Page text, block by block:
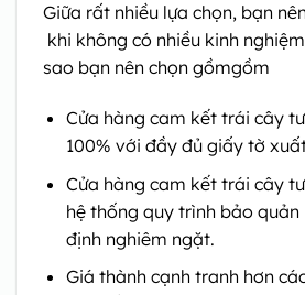
Giữa rất nhiều lựa chọn, bạn
khi không có nhiều kinh
sao bạn nên chọn gồmgồm
Cửa hàng cam kết trái cây
100% với đầy đủ giấy tờ
Cửa hàng cam kết trái cây
hệ thống quy trình bảo quản
định nghiêm ngặt.
Giá thành cạnh tranh hơn